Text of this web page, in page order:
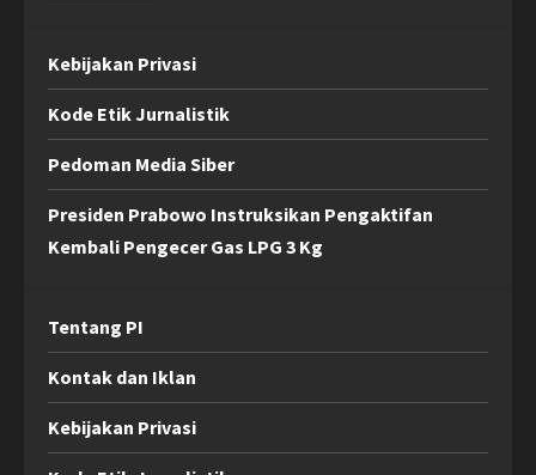
Kebijakan Privasi
Kode Etik Jurnalistik
Pedoman Media Siber
Presiden Prabowo Instruksikan Pengaktifan
Kembali Pengecer Gas LPG 3 Kg
Tentang PI
Kontak dan Iklan
Kebijakan Privasi